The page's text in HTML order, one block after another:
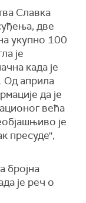
Славка
две
укупно 100
је
када је
Од априла
да је
већа
је
пресуде'',
бројна
је реч о